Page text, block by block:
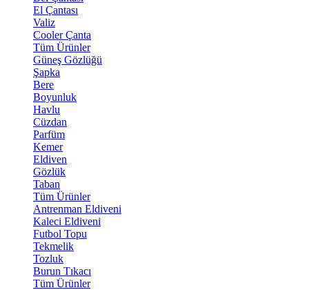
El Çantası
Valiz
Cooler Çanta
Tüm Ürünler
Güneş Gözlüğü
Şapka
Bere
Boyunluk
Havlu
Cüzdan
Parfüm
Kemer
Eldiven
Gözlük
Taban
Tüm Ürünler
Antrenman Eldiveni
Kaleci Eldiveni
Futbol Topu
Tekmelik
Tozluk
Burun Tıkacı
Tüm Ürünler